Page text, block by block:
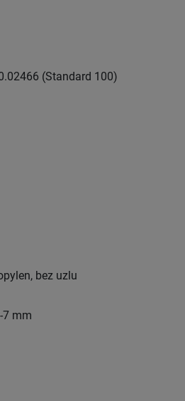
(Standard 100)
bez uzlu
7 mm